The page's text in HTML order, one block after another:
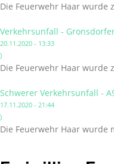
Die Feuerwehr Haar
Verkehrsunfall -
20.11.2020 - 13:33
)
Die Feuerwehr Haar
Schwerer Verkehrsunfall -
17.11.2020 - 21:44
)
Die Feuerwehr Haar wurde